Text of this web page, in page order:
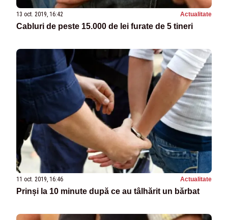
13 oct. 2019, 16:42 Actualitate
Cabluri de peste 15.000 de lei furate de 5 tineri
11 oct. 2019, 16:46 Actualitate
Prinși la 10 minute după ce au tâlhărit un bărbat